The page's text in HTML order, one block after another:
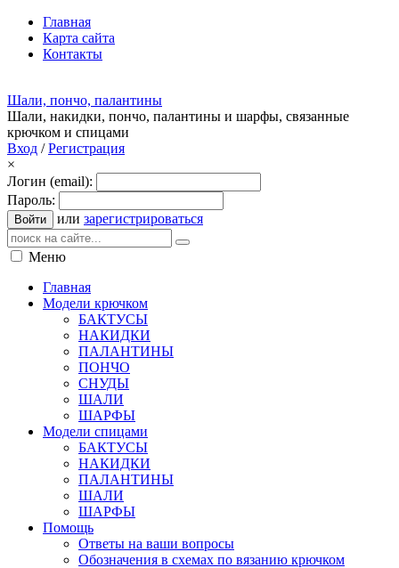
Главная
Карта сайта
Контакты
Шали, пончо, палантины
Шали, накидки, пончо, палантины и шарфы, связанные
крючком и спицами
Вход /Регистрация
×
Логин (email):
Пароль:
Войти или зарегистрироваться
Меню
Главная
Модели крючком
БАКТУСЫ
НАКИДКИ
ПАЛАНТИНЫ
ПОНЧО
СНУДЫ
ШАЛИ
ШАРФЫ
Модели спицами
БАКТУСЫ
НАКИДКИ
ПАЛАНТИНЫ
ШАЛИ
ШАРФЫ
Помощь
Ответы на ваши вопросы
Обозначения в схемах по вязанию крючком